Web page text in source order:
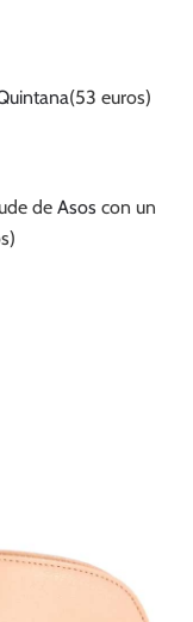
(53 euros)
de Asos con un